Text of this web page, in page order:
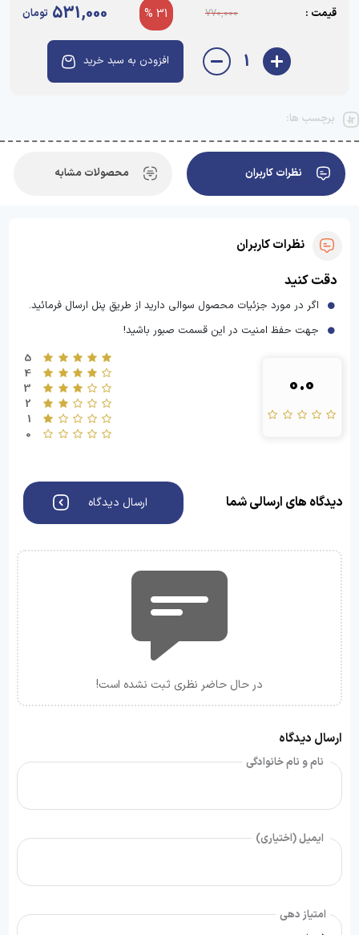
قیمت : 770,000
31 %
531,000 تومان
1 افزودن به سبد خرید
برچسب ها:
نظرات کاربران محصولات مشابه
نظرات کاربران
دقت کنید
اگر در مورد جزئیات محصول سوالی دارید از طریق پنل ارسال فرمائید.
جهت حفظ امنیت در این قسمت صبور باشید!
0.0
5
4
3
2
1
0
دیدگاه های ارسالی شما ارسال دیدگاه
در حال حاضر نظری ثبت نشده است!
ارسال دیدگاه
نام و نام خانوادگی
ایمیل (اختیاری)
امتیاز دهی